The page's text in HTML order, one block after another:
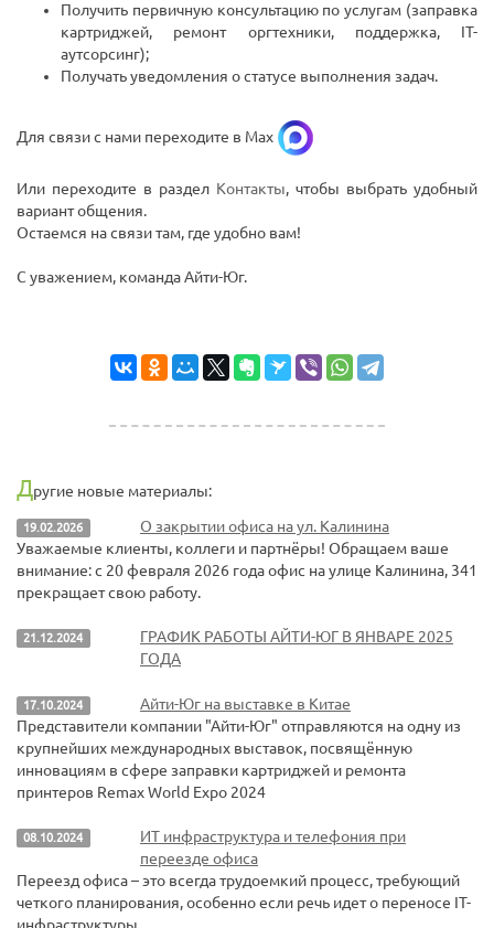
Получить первичную консультацию по услугам (заправка
картриджей, ремонт оргтехники, поддержка, IT-
аутсорсинг);
Получать уведомления о статусе выполнения задач.
Для связи с нами переходите в Max
Или переходите в раздел Контакты, чтобы выбрать удобный
вариант общения.
Остаемся на связи там, где удобно вам!
С уважением, команда Айти-Юг.
Другие новые материалы:
19.02.2026
О закрытии офиса на ул. Калинина
Уважаемые клиенты, коллеги и партнёры! Обращаем ваше
внимание: с 20 февраля 2026 года офис на улице Калинина, 341
прекращает свою работу.
21.12.2024
ГРАФИК РАБОТЫ АЙТИ-ЮГ В ЯНВАРЕ 2025
ГОДА
17.10.2024
Айти-Юг на выставке в Китае
Представители компании "Айти-Юг" отправляются на одну из
крупнейших международных выставок, посвящённую
инновациям в сфере заправки картриджей и ремонта
принтеров Remax World Expo 2024
08.10.2024
ИТ инфраструктура и телефония при
переезде офиса
Переезд офиса – это всегда трудоемкий процесс, требующий
четкого планирования, особенно если речь идет о переносе IT-